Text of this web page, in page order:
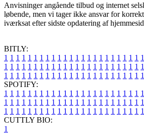
Anvisninger angående tilbud og internet
løbende, men vi tager ikke ansvar for
iværksat efter sidste opdatering af
BITLY:
1 1 1 1 1 1 1 1 1 1 1 1 1 1 1 1 1 1 1 1 1 1 1 1
1 1 1 1 1 1 1 1 1 1 1 1 1 1 1 1 1 1 1 1 1 1 1 1
1 1 1 1 1 1 1 1 1 1 1 1 1 1 1 1 1 1 1 1 1 1 1 1
SPOTIFY:
1 1 1 1 1 1 1 1 1 1 1 1 1 1 1 1 1 1 1 1 1 1 1 1
1 1 1 1 1 1 1 1 1 1 1 1 1 1 1 1 1 1 1 1 1 1 1 1
1 1 1 1 1 1 1 1 1 1 1 1 1 1 1 1 1 1 1 1 1 1 1 1
CUTTLY BIO:
1